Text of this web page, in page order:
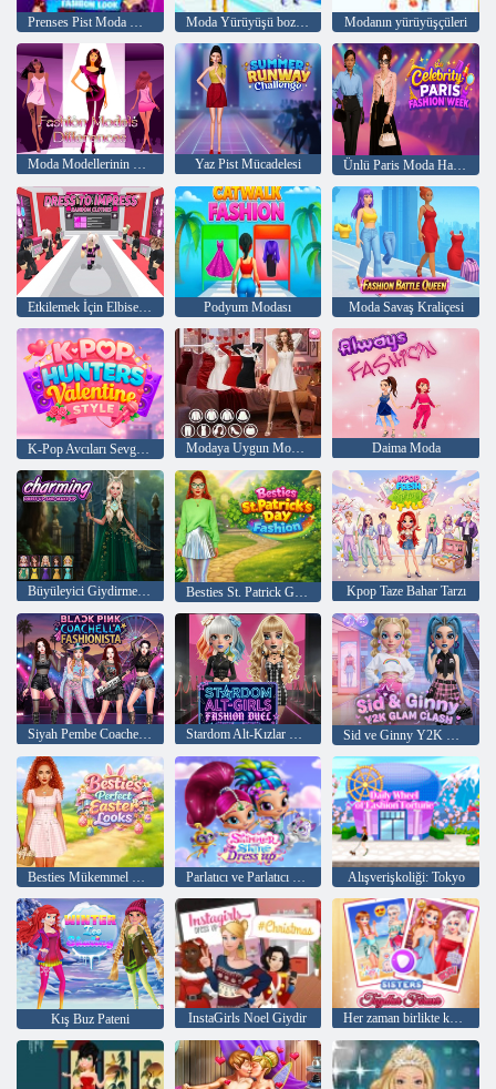
Prenses Pist Moda Görünümü Moda Yürüyüşü bozulmamışhediye Modanın yürüyüşçüleri
Yaz Pist Mücadelesi Ünlü Paris Moda Haftası
Podyum Modası Moda Savaş Kraliçesi
K-Pop Avcıları Sevgililer Günü Tarzı Modaya Uygun Moda: Sevgililer Günü Bölüm 3 Daima Moda
Büyüleyici Giydirme ve Makyaj Besties St. Patrick Günü Modası Kpop Taze Bahar Tarzı
Sid ve Ginny Y2K Glam Çatışması
Alışverişkoliği: Tokyo
Kış Buz Pateni InstaGirls Noel Giydir Her zaman birlikte kardeşler